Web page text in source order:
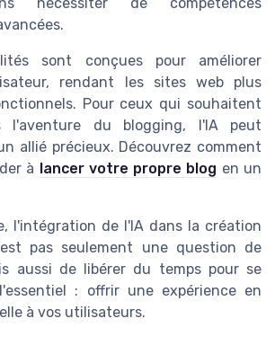
sont conçues pour améliorer
rendant les sites web plus
Pour ceux qui souhaitent
l'aventure du blogging, l'IA peut
allié précieux. Découvrez comment
à lancer votre propre blog en un
l'intégration de l'IA dans la création
pas seulement une question de
aussi de libérer du temps pour se
: offrir une expérience en
à vos utilisateurs.